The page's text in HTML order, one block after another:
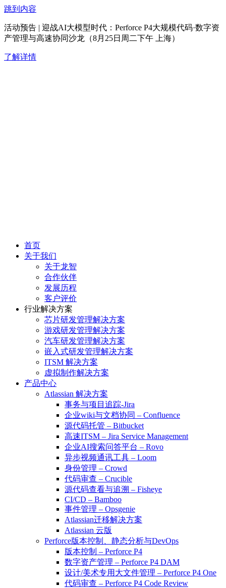
跳到内容
活动预告 | 迎战AI大模型时代：Perforce P4大规模代码·数字资
产管理与高速协同沙龙（8月25日周二下午 上海）
了解详情
首页
关于我们
关于龙智
合作伙伴
发展历程
客户评价
行业解决方案
芯片研发管理解决方案
游戏研发管理解决方案
汽车研发管理解决方案
嵌入式研发管理解决方案
ITSM 解决方案
虚拟制作解决方案
产品中心
Atlassian 解决方案
事务与项目追踪-Jira
企业wiki与文档协同 – Confluence
源代码托管 – Bitbucket
高速ITSM – Jira Service Management
企业AI搜索问答平台 – Rovo
异步视频通讯工具 – Loom
身份管理 – Crowd
代码审查 – Crucible
源代码查看与追溯 – Fisheye
CI/CD – Bamboo
事件管理 – Opsgenie
Atlassian迁移解决方案
Atlassian 云版
Perforce版本控制、静态分析与DevOps
版本控制 – Perforce P4
数字资产管理 – Perforce P4 DAM
设计/美术专用大文件管理 – Perforce P4 One
代码审查 – Perforce P4 Code Review